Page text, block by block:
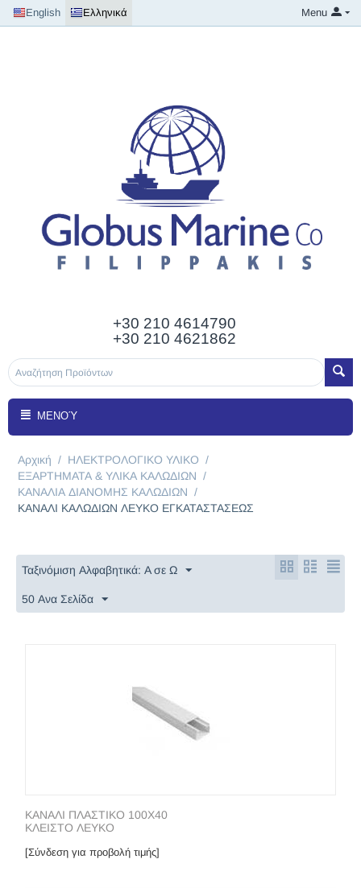
English Ελληνικά Menu
+30 210 4614790
+30 210 4621862
ΜΕΝΟΎ
Αρχική / ΗΛΕΚΤΡΟΛΟΓΙΚΟ ΥΛΙΚΟ /
ΕΞΑΡΤΗΜΑΤΑ & ΥΛΙΚΑ ΚΑΛΩΔΙΩΝ /
ΚΑΝΑΛΙΑ ΔΙΑΝΟΜΗΣ ΚΑΛΩΔΙΩΝ /
ΚΑΝΑΛΙ ΚΑΛΩΔΙΩΝ ΛΕΥΚΟ ΕΓΚΑΤΑΣΤΑΣΕΩΣ
Ταξινόμιση Αλφαβητικά: A σε Ω
50 Ανα Σελίδα
ΚΑΝΑΛΙ ΠΛΑΣΤΙΚΟ 100Χ40
ΚΛΕΙΣΤΟ ΛΕΥΚO
[Σύνδεση για προβολή τιμής]